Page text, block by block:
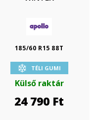
185/60 R15 88T
TÉLI GUMI
Külső raktár
24 790 Ft